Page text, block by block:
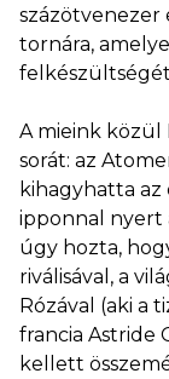
százötvenezer
tornára,
A mieink
sorát: az
kihagyhatta
ipponnal nyert
úgy hozta,
riválisával, a
Rózával (aki a
francia Astride
kellett